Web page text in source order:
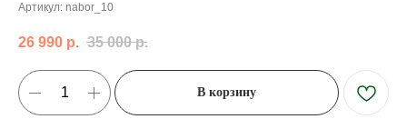
Артикул: nabor_10
26 990 р. 35 000 р.
В корзину